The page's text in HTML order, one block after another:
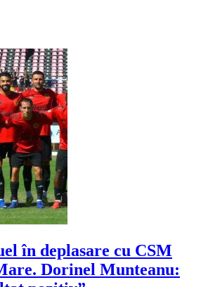
în deplasare cu CSM
Dorinel Munteanu: